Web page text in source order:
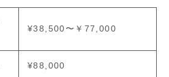
¥38,500〜￥77,000
¥88,000